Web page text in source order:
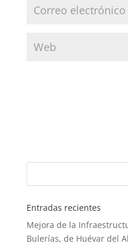
Entradas recientes
Mejora de la
Bulerías, de Huévar del